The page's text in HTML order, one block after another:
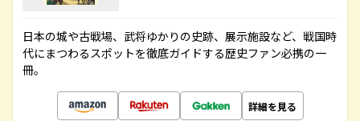
日本の城や古戦場、武将ゆかりの史跡、展示施設など、戦国時
代にまつわるスポットを徹底ガイドする歴史ファン必携の一
冊。
詳細を見る